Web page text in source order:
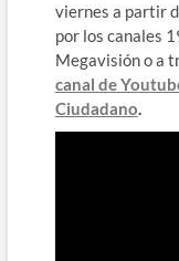
viernes a partir
por los canales
Megavisión o a
canal de
Ciudadano.